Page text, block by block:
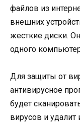
файлов из
внешних
жесткие диски.
одного
Для защиты от
антивирусное
будет
вирусов и удалит